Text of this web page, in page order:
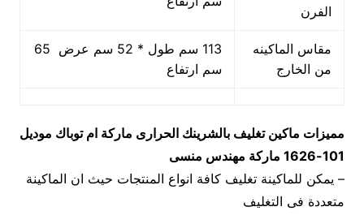
الفرن
مقاس الماكينه
من الخارج
113 سم طول * 52 سم عرض 65
سم ارتفاع
مميزات ماكين تغليف بالشرينك الحرارى ماركة ام توباك موديل
101-1626
ماركة مهندس منسى
– يمكن للماكينة تغليف كافة انواع المنتجات حيث ان الماكينة
متعددة فى التغليف